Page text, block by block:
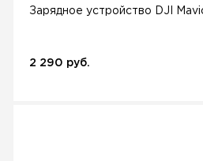
Зарядное устройство DJI
2 290 руб.